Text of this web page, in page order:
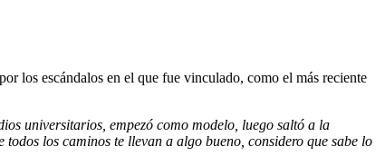
los escándalos en el que fue vinculado, como el más reciente
universitarios, empezó como modelo, luego saltó a la
los caminos te llevan a algo bueno, considero que sabe lo